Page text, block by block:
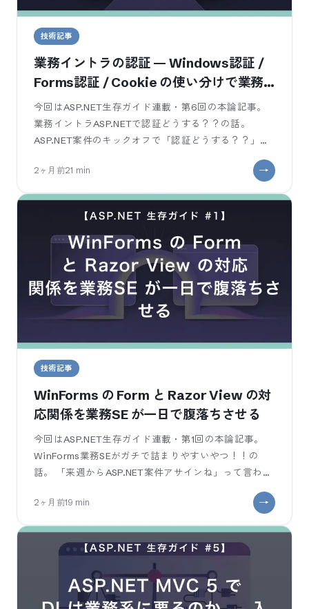
技術記事
業務イントラの認証 — Windows認証 /
Forms認証 / Cookie の使い分けで業務
SE が踏む選択
今回はASP.NET生存ガイド連載・第6回の本論記事。
業務イントラASP.NETで認証どうする？？の話。
ASP.NET案件のキックオフで「認証どうする？？」と
2ヶ月前21 min
技術記事
WinForms の Form と Razor View の対
応関係を業務SE が一日で腹落ちさせる
今回はASP.NET生存ガイド連載・第1回の本論記事。
WinForms業務SEがガチで詰まりやすいやつ！！の
話。 「来週からASP.NET案件アサインね」って言われ
2ヶ月前19 min